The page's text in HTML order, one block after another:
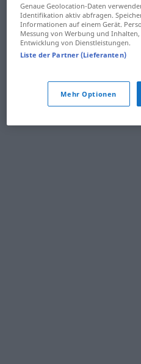
Genaue Geolocation-Daten
Identifikation aktiv abfragen.
Informationen auf einem Gerät.
Messung von Werbung und
Entwicklung von Dienstleistungen.
Liste der Partner (Lieferanten)
Mehr Optionen